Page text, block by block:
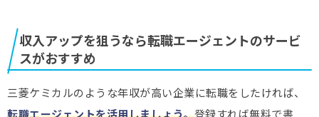
収入アップを狙うなら転職エージェントのサービ
スがおすすめ
三菱ケミカルのような年収が高い企業に転職をしたければ、
転職エージェントを活用しましょう。登録すれば無料で書